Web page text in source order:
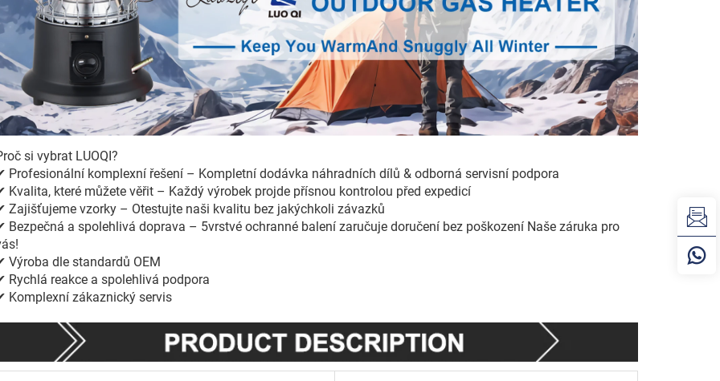
si vybrat LUOQI?
Profesionální komplexní řešení – Kompletní dodávka náhradních dílů & odborná servisní podpora
Kvalita, které můžete věřit – Každý výrobek projde přísnou kontrolou před expedicí
Zajišťujeme vzorky – Otestujte naši kvalitu bez jakýchkoli závazků
Bezpečná a spolehlivá doprava – 5vrstvé ochranné balení zaručuje doručení bez poškození Naše záruka pro
Výroba dle standardů OEM
Rychlá reakce a spolehlivá podpora
Komplexní zákaznický servis